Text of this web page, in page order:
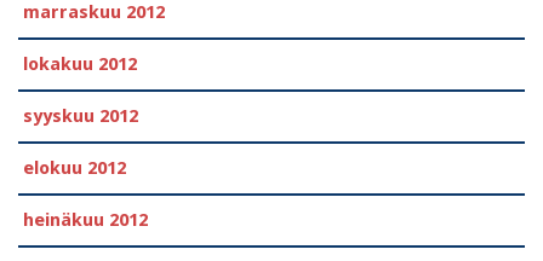
marraskuu 2012
lokakuu 2012
syyskuu 2012
elokuu 2012
heinäkuu 2012